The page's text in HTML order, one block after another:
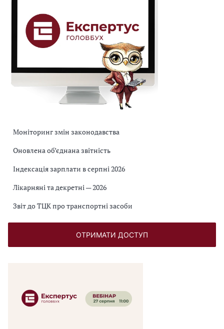
Моніторинг змін законодавства
Оновлена об’єднана звітність
Індексація зарплати в серпні 2026
Лікарняні та декретні — 2026
Звіт до ТЦК про транспортні засоби
ОТРИМАТИ ДОСТУП